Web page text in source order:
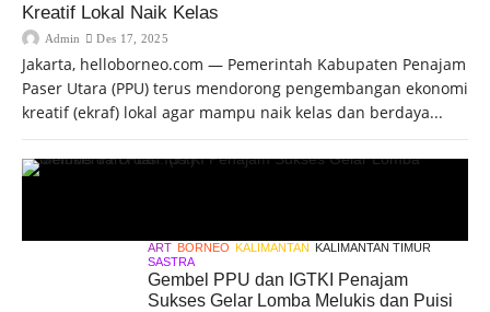
Kreatif Lokal Naik Kelas
Admin Des 17, 2025
Jakarta, helloborneo.com — Pemerintah Kabupaten Penajam
Paser Utara (PPU) terus mendorong pengembangan ekonomi
kreatif (ekraf) lokal agar mampu naik kelas dan berdaya...
ART BORNEO KALIMANTAN KALIMANTAN TIMUR
SASTRA
Gembel PPU dan IGTKI Penajam
Sukses Gelar Lomba Melukis dan Puisi